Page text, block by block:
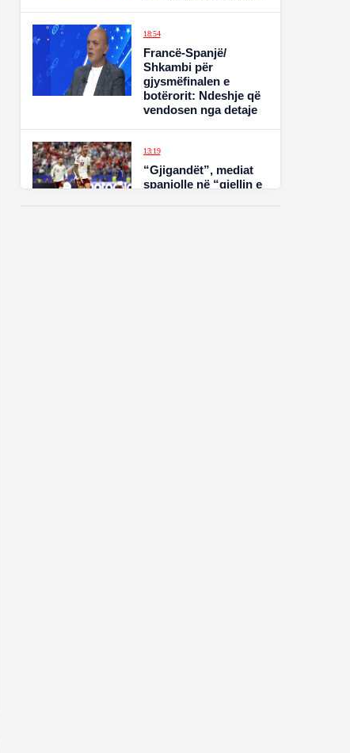
18:54
Francë-Spanjë/
Shkambi për
gjysmëfinalen e
botërorit: Ndeshje që
vendosen nga detaje
13:19
“Gjigandët”, mediat
spanjolle në “qiellin e